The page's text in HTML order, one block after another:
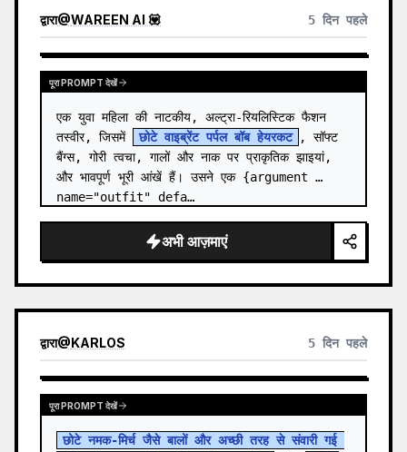
द्वारा@WAREEN AI 💟 5 दिन पहले
पूरा PROMPT देखें
एक युवा महिला की नाटकीय, अल्ट्रा-रियलिस्टिक फैशन
तस्वीर, जिसमें
छोटे वाइब्रेंट पर्पल बॉब हेयरकट
, सॉफ्ट
बैंग्स, गोरी त्वचा, गालों और नाक पर प्राकृतिक झाइयां,
और भावपूर्ण भूरी आंखें हैं। उसने एक {argument
name="outfit" defa…
अभी आज़माएं
द्वारा@KARLOS 5 दिन पहले
पूरा PROMPT देखें
छोटे नमक-मिर्च जैसे बालों और अच्छी तरह से संवारी गई